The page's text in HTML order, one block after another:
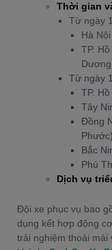
Thời gian
Từ ngày
Hà Nội
TP.
Từ ngày
TP.
Tây
Đồng
Phước)
Bắc
Phú
Dịch vụ
Đội xe phục vụ bao
dụng kết hợp động
trải nghiệm thoải